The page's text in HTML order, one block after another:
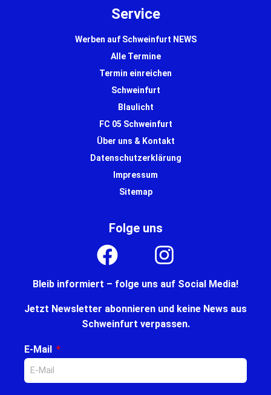
Service
Werben auf Schweinfurt NEWS
Alle Termine
Termin einreichen
Schweinfurt
Blaulicht
FC 05 Schweinfurt
Über uns & Kontakt
Datenschutzerklärung
Impressum
Sitemap
Folge uns
Bleib informiert – folge uns auf Social Media!
Jetzt Newsletter abonnieren und keine News aus
Schweinfurt verpassen.
E-Mail